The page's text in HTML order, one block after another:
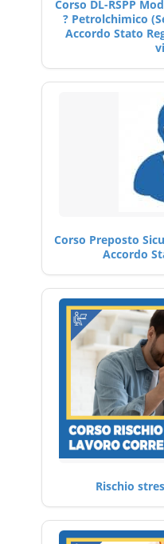
Corso DL-RSPP
? Petrolchimico
Accordo Stato
Corso Preposto
Accordo
Rischio